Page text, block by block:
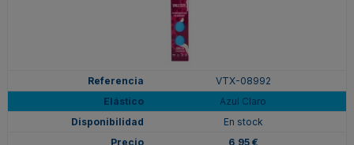
VTX-08992
Azul Claro
En stock
6,95 €